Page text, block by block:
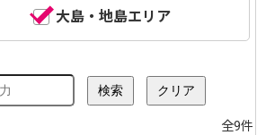
大島・地島エリア
全9件